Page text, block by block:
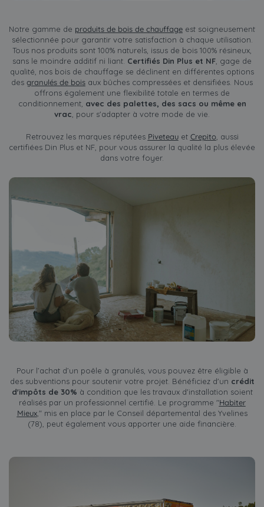
Notre gamme de produits de bois de chauffage est soigneusement
sélectionnée pour garantir votre satisfaction à chaque utilisation.
Tous nos produits sont 100% naturels, issus de bois 100% résineux,
sans le moindre additif ni liant. Certifiés Din Plus et NF , gage de
qualité, nos bois de chauffage se déclinent en différentes options
des granulés de bois aux bûches compressées et densifiées. Nous
offrons également une flexibilité totale en termes de
conditionnement, avec des palettes, des sacs ou même en
vrac , pour s'adapter à votre mode de vie.
Retrouvez les marques réputées Piveteauet Crepito, aussi
certifiées Din Plus et NF, pour vous assurer la qualité la plus élevée
dans votre foyer.
Pour l’achat d’un poêle à granulés, vous pouvez être éligible à
des subventions pour soutenir votre projet. Bénéficiez d'un crédit
d'impôts de 30% à condition que les travaux d'installation soient
réalisés par un professionnel certifié. Le programme "Habiter
Mieux," mis en place par le Conseil départemental des Yvelines
(78), peut également vous apporter une aide financière.